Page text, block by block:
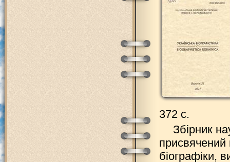
372 с.
Збірник
присвячений
біографіки,